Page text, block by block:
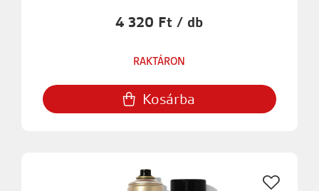
4 320 Ft / db
RAKTÁRON
Kosárba